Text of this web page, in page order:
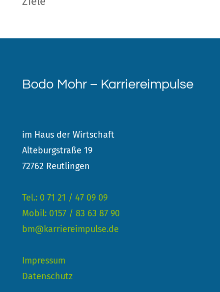
Bodo Mohr – Karriereimpulse
im Haus der Wirtschaft
Alteburgstraße 19
72762 Reutlingen
Tel.: 0 71 21 / 47 09 09
Mobil: 0157 / 83 63 87 90
bm@karriereimpulse.de
Impressum
Datenschutz